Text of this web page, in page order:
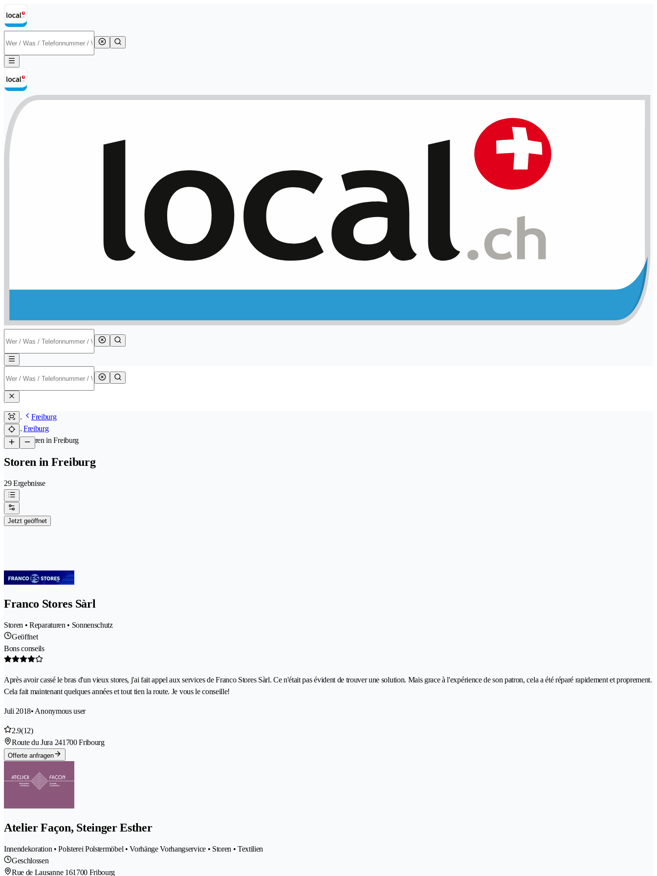
Freiburg
Freiburg
/Storen in Freiburg
Storen in Freiburg
29 Ergebnisse
Jetzt geöffnet
Franco Stores Sàrl
Storen • Reparaturen • Sonnenschutz
Geöffnet
Bons conseils
Après avoir cassé le bras d'un vieux stores, j'ai fait appel aux services de Franco Stores Sàrl. Ce n'était pas évident de trouver une solution. Mais grace à l'expérience de son patron, cela a été réparé rapidement et proprement.
Cela fait maintenant quelques années et tout tien la route. Je vous le conseille!
Juli 2018• Anonymous user
2.9(12)
Route du Jura 241700 Fribourg
Offerte anfragen
Atelier Façon, Steinger Esther
Innendekoration • Polsterei Polstermöbel • Vorhänge Vorhangservice • Storen • Textilien
Geschlossen
Rue de Lausanne 161700 Fribourg